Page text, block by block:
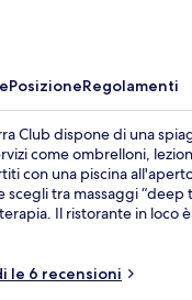
PosizioneRegolamenti
Club dispone di una
come ombrelloni,
con una piscina
scegli tra massaggi
Il ristorante in loco
un miniclub per
le 6 recensioni